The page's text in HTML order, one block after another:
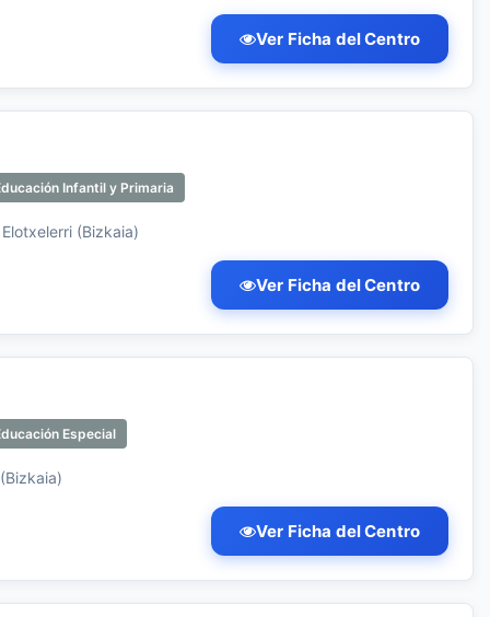
Ver Ficha del Centro
Infantil y Primaria
(Bizkaia)
Ver Ficha del Centro
Especial
Ver Ficha del Centro